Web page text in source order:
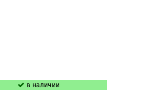
в наличии